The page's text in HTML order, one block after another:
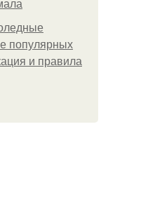
популярных
и правила